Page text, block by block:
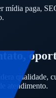
mídia paga,
qualidade,
atendimento.